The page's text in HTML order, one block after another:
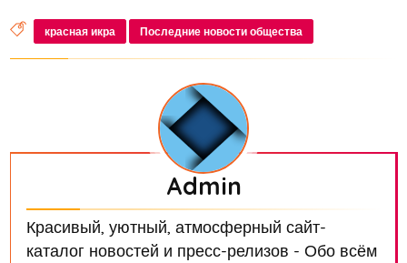
красная икра Последние новости общества
Admin
Красивый, уютный, атмосферный сайт-
каталог новостей и пресс-релизов - Обо всём